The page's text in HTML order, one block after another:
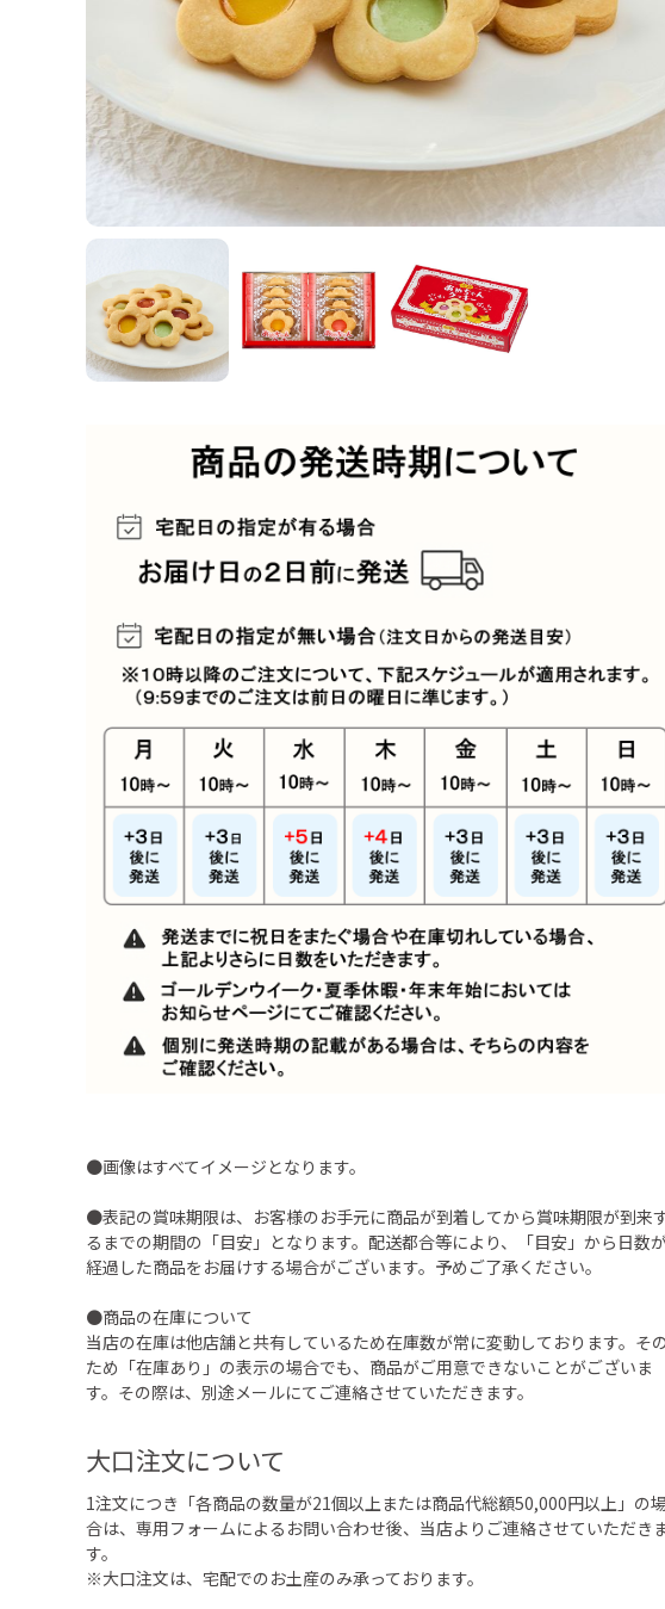
●画像はすべてイメージとなります。
●表記の賞味期限は、お客様のお手元に商品が到着してから賞味期限が到来
るまでの期間の「目安」となります。配送都合等により、「目安」から日数
経過した商品をお届けする場合がございます。予めご了承ください。
●商品の在庫について
当店の在庫は他店舗と共有しているため在庫数が常に変動しております。その
ため「在庫あり」の表示の場合でも、商品がご用意できないことがございま
す。その際は、別途メールにてご連絡させていただきます。
大口注文について
1注文につき「各商品の数量が21個以上または商品代総額50,000円以上」の場
合は、専用フォームによるお問い合わせ後、当店よりご連絡させていただき
す。
※大口注文は、宅配でのお土産のみ承っております。